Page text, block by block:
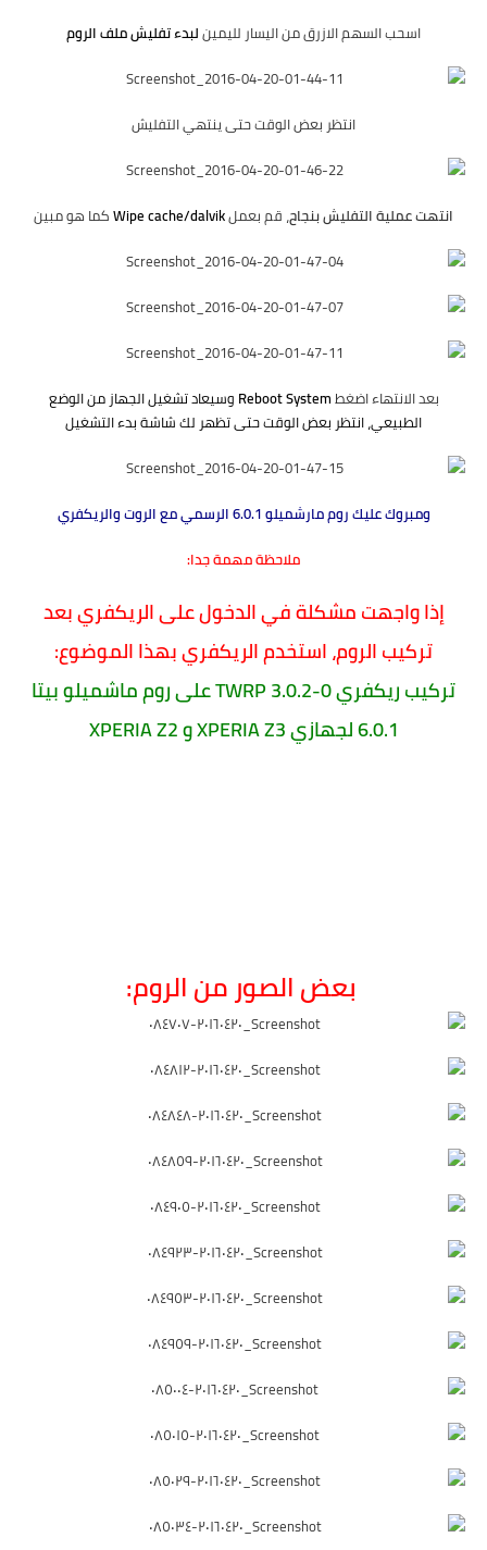
اسحب السهم الازرق من اليسار لليمينلبدء تفليش ملف الروم
انتظر بعض الوقت حتى ينتهي التفليش
انتهت عملية التفليش بنجاح، قم بعملWipe cache/dalvikكما هو مبين
بعد الانتهاء اضغطReboot System وسيعاد تشغيل الجهاز من الوضع
الطبيعي، انتظر بعض الوقت حتى تظهر لك شاشة بدء التشغيل
ومبروك عليك روم مارشميلو 6.0.1 الرسمي مع الروت والريكفري
ملاحظة مهمة جدا:
إذا واجهت مشكلة في الدخول على الريكفري بعد
تركيب الروم، استخدم الريكفري بهذا الموضوع:
تركيب ريكفري TWRP 3.0.2-0 على روم ماشميلو بيتا
6.0.1 لجهازي XPERIA Z3 و XPERIA Z2
بعض الصور من الروم: